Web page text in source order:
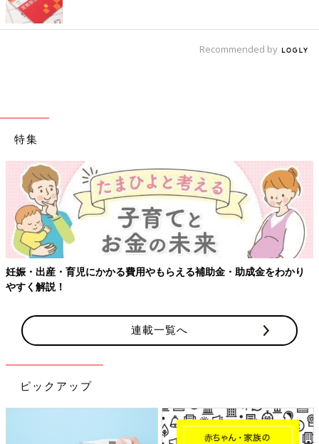
Recommended by
特集
妊娠・出産・育児にかかる費用やもらえる補助金・助成金をわかり
やすく解説！
連載一覧へ
ピックアップ